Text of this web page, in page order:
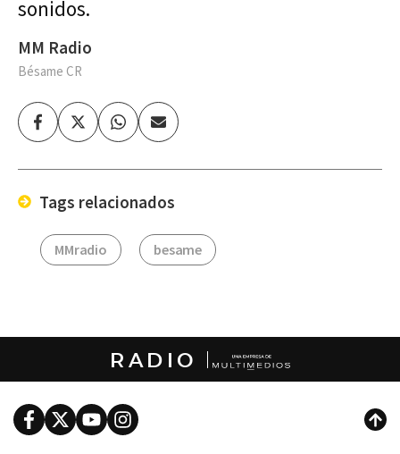
sonidos.
MM Radio
Bésame CR
FacebookTwitterWhatsapp
Enviar
por
Tags relacionados
MMradio besame
RADIO
FacebookTwitterYoutubeInstagram